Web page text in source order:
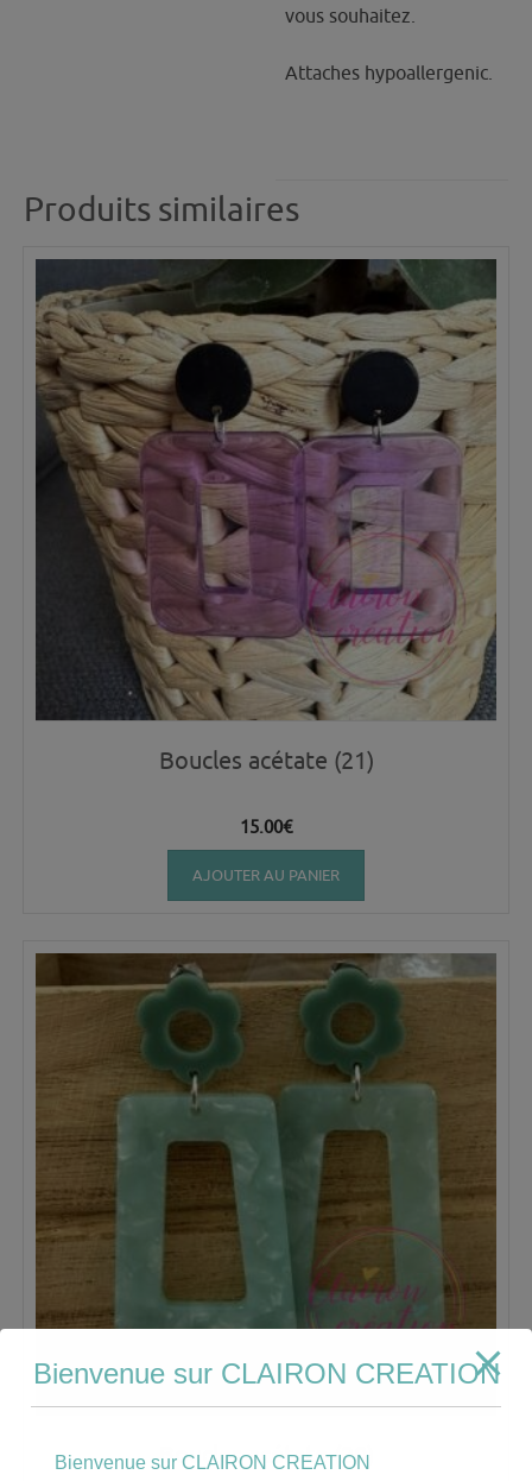
vous souhaitez.
Attaches hypoallergenic.
Produits similaires
Boucles acétate (21)
15.00€
AJOUTER AU PANIER
Boucles acétate (20)
Bienvenue sur CLAIRON CREATION
Bienvenue sur CLAIRON CREATION